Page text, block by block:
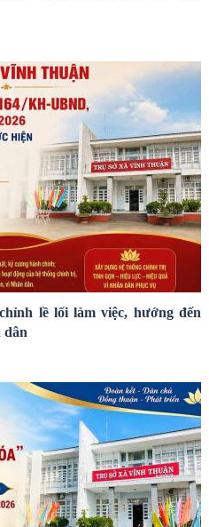
lề lối làm việc, hướng đến
dân